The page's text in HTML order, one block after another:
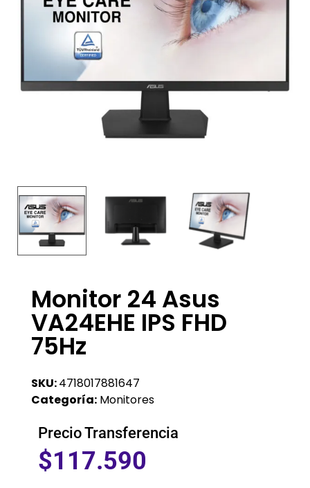
Monitor 24 Asus
VA24EHE IPS FHD
75Hz
SKU:4718017881647
Categoría: Monitores
Precio Transferencia
$117.590